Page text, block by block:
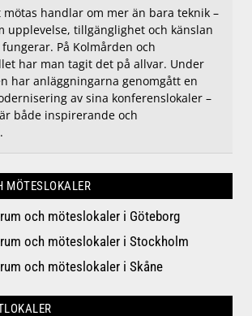
mötas handlar om mer än bara teknik –
upplevelse, tillgänglighet och känslan
På Kolmården och
har man tagit det på allvar. Under
har anläggningarna genomgått en
av sina konferenslokaler –
både inspirerande och
MÖTESLOKALER
och möteslokaler i Göteborg
och möteslokaler i Stockholm
och möteslokaler i Skåne